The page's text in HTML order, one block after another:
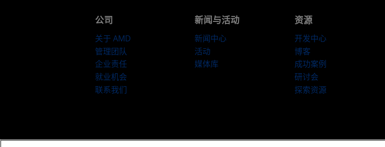
公司
关于 AMD
管理团队
企业责任
就业机会
联系我们
新闻与活动
新闻中心
活动
媒体库
资源
开发中心
博客
成功案例
研讨会
探索资源